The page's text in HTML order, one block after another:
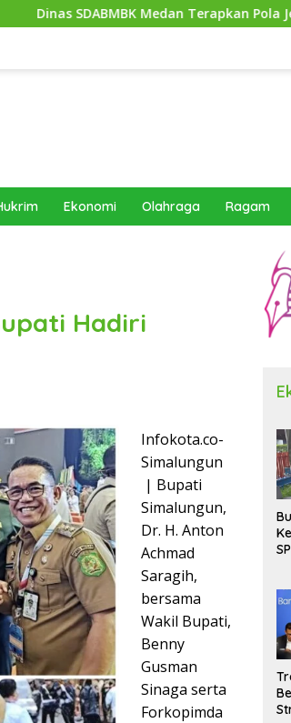
Medan Terapkan Pola Jemput Bola,
Ekonomi Olahraga Ragam
Hadiri
Infokota.co-
Simalungun
| Bupati
Simalungun,
Dr. H. Anton
Achmad
Saragih,
bersama
Wakil Bupati,
Benny
Gusman
Sinaga serta
Forkopimda